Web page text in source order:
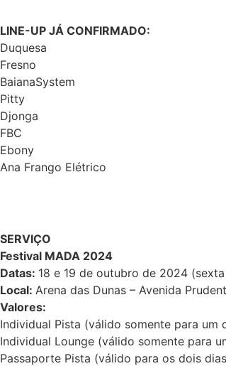
LINE-UP JÁ CONFIRMADO:
Duquesa
Fresno
BaianaSystem
Pitty
Djonga
FBC
Ebony
Ana Frango Elétrico
SERVIÇO
Festival MADA 2024
Datas: 18 e 19 de outubro de 2024
Local: Arena das Dunas – Avenida
Valores:
Individual Pista (válido somente para um
Individual Lounge (válido somente para
Passaporte Pista (válido para os dois